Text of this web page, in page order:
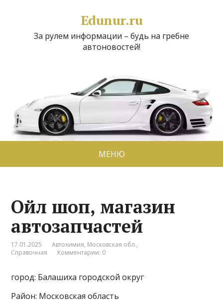
Edunur.ru
За рулем информации – будь на гребне
автоновостей!
МЕНЮ
Ойл шоп, магазин
автозапчастей
17.01.2025 Автохимия, Московская обл.,
Справочная
Комментарии: 0
город: Балашиха городской округ
Район: Московская область